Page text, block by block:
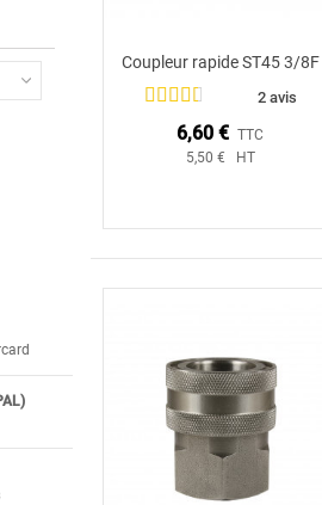
Ajouter au panier
Coupleur rapide ST45 3/8F
2 avis
6,60 € TTC
5,50 € HT